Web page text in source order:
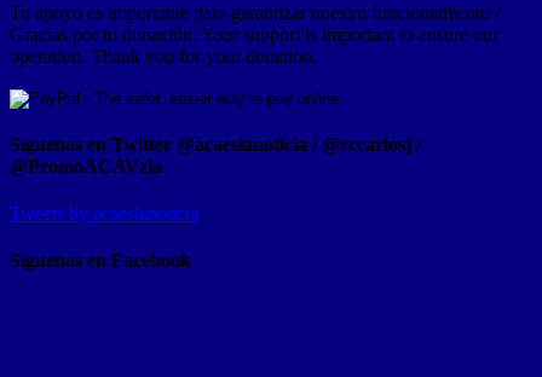
Tu apoyo es importante para garantizar nuestro funcionamiento /
Gracias por tu donación. Your support is important to ensure our
operation. Thank you for your donation.
Síguenos en Twitter @acaeslanoticia / @rccarlosj /
@PromoACAVzla
Tweets by acaeslanoticia
Siguenos en Facebook